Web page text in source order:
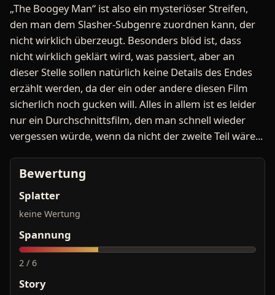
„The Boogey Man“ ist also ein mysteriöser Streifen,
den man dem Slasher-Subgenre zuordnen kann, der
nicht wirklich überzeugt. Besonders blöd ist, dass
nicht wirklich geklärt wird, was passiert, aber an
dieser Stelle sollen natürlich keine Details des Endes
erzählt werden, da der ein oder andere diesen Film
sicherlich noch gucken will. Alles in allem ist es leider
nur ein Durchschnittsfilm, den man schnell wieder
vergessen würde, wenn da nicht der zweite Teil wäre...
Bewertung
Splatter
keine Wertung
Spannung
2 / 6
Story